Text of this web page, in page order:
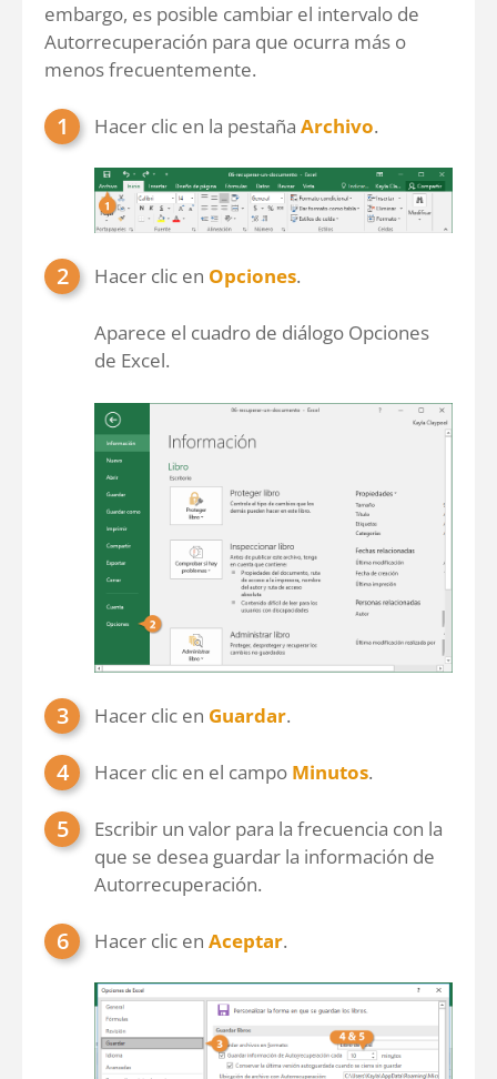
embargo, es posible cambiar el intervalo de
Autorrecuperación para que ocurra más o
menos frecuentemente.
Hacer clic en la pestaña Archivo.
Hacer clic en Opciones.
Aparece el cuadro de diálogo Opciones
de Excel.
Hacer clic en Guardar.
Hacer clic en el campo Minutos.
Escribir un valor para la frecuencia con la
que se desea guardar la información de
Autorrecuperación.
Hacer clic en Aceptar.